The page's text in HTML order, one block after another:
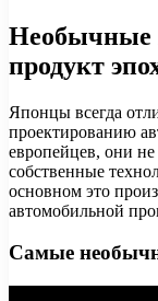
Необычные
продукт
Японцы всегда
проектированию
европейцев, они не
собственные
основном это
автомобильной
Самые